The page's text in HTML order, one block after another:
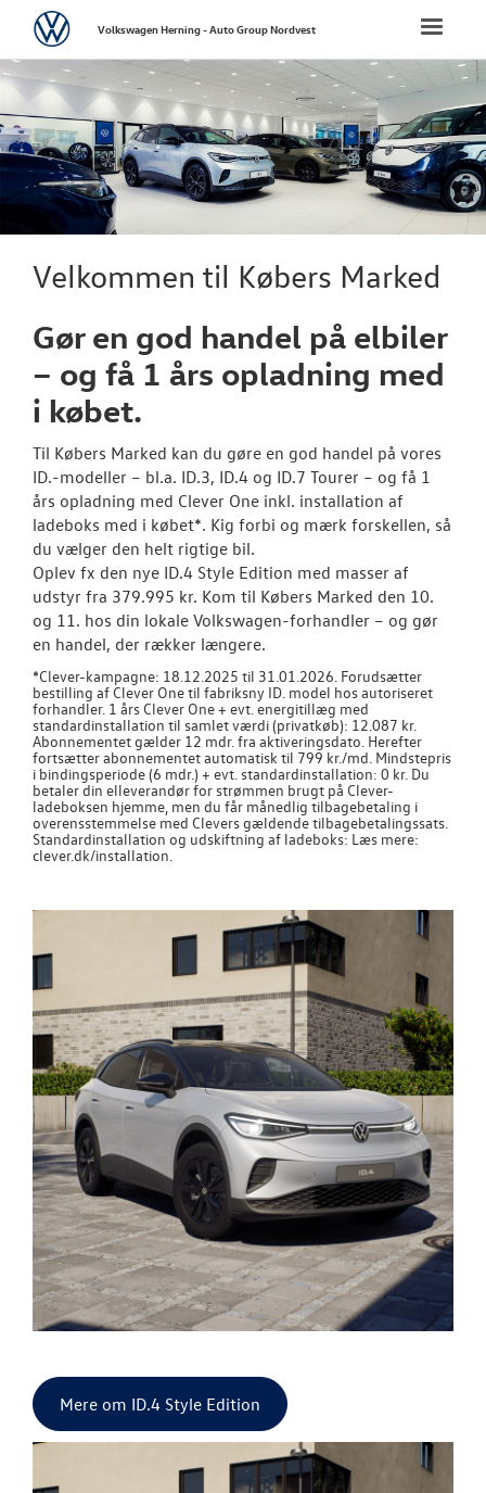
FORSIDE
NYE
NYE VAREBILER
BRUGTE BILER
TILBEHØR
RESERVEDELE
OM OS
Toggle
VolkswagenVolkswagen Herning - Auto Group Nordvest
Velkommen til Købers Marked
Gør en god handel på elbiler
– og få 1 års opladning med
i købet.
Til Købers Marked kan du gøre en god handel på vores
ID.-modeller – bl.a. ID.3, ID.4 og ID.7 Tourer – og få 1
års opladning med Clever One inkl. installation af
ladeboks med i købet*. Kig forbi og mærk forskellen, så
du vælger den helt rigtige bil.
Oplev fx den nye ID.4 Style Edition med masser af
udstyr fra 379.995 kr. Kom til Købers Marked den 10.
og 11. hos din lokale Volkswagen-forhandler – og gør
en handel, der rækker længere.
*Clever-kampagne: 18.12.2025 til 31.01.2026. Forudsætter
bestilling af Clever One til fabriksny ID. model hos autoriseret
forhandler. 1 års Clever One + evt. energitillæg med
standardinstallation til samlet værdi (privatkøb): 12.087 kr.
Abonnementet gælder 12 mdr. fra aktiveringsdato. Herefter
fortsætter abonnementet automatisk til 799 kr./md. Mindstepris
i bindingsperiode (6 mdr.) + evt. standardinstallation: 0 kr. Du
betaler din elleverandør for strømmen brugt på Clever-
ladeboksen hjemme, men du får månedlig tilbagebetaling i
overensstemmelse med Clevers gældende tilbagebetalingssats.
Standardinstallation og udskiftning af ladeboks: Læs mere:
clever.dk/installation.
Mere om ID.4 Style Edition